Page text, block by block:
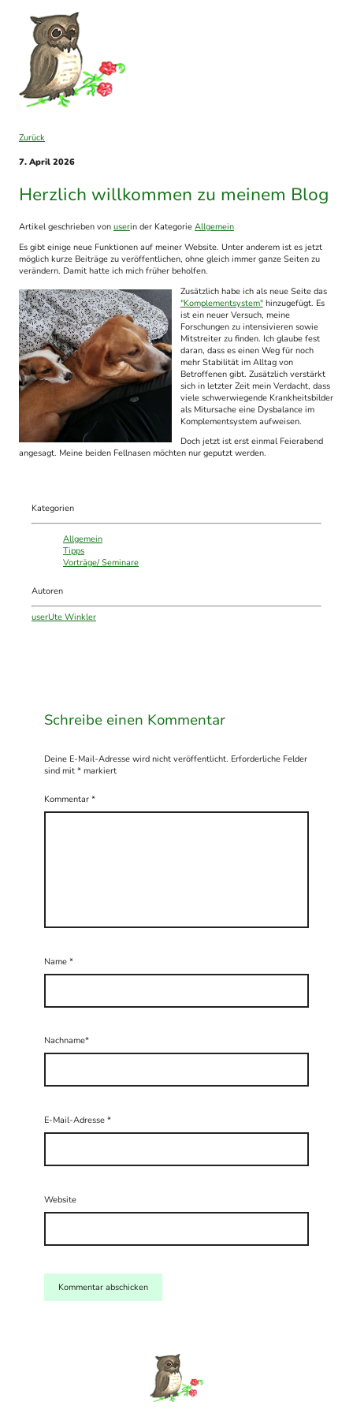
Zurück
7. April 2026
Herzlich willkommen zu meinem Blog
Artikel geschrieben von userin der Kategorie Allgemein
Es gibt einige neue Funktionen auf meiner Website. Unter anderem ist es jetzt
möglich kurze Beiträge zu veröffentlichen, ohne gleich immer ganze Seiten zu
verändern. Damit hatte ich mich früher beholfen.
Zusätzlich habe ich als neue Seite das
"Komplementsystem"hinzugefügt. Es
ist ein neuer Versuch, meine
Forschungen zu intensivieren sowie
Mitstreiter zu finden. Ich glaube fest
daran, dass es einen Weg für noch
mehr Stabilität im Alltag von
Betroffenen gibt. Zusätzlich verstärkt
sich in letzter Zeit mein Verdacht, dass
viele schwerwiegende Krankheitsbilder
als Mitursache eine Dysbalance im
Komplementsystem aufweisen.
Doch jetzt ist erst einmal Feierabend
angesagt. Meine beiden Fellnasen möchten nur geputzt werden.
Kategorien
Allgemein
Tipps
Vorträge/ Seminare
Autoren
userUte Winkler
Schreibe einen Kommentar
Deine E-Mail-Adresse wird nicht veröffentlicht. Erforderliche Felder
sind mit * markiert
Kommentar *
Name *
Nachname*
E-Mail-Adresse *
Website